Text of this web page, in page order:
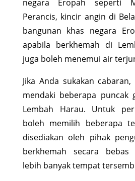
negara Eropah seperti
Perancis, kincir angin di
bangunan khas negara
apabila berkhemah di
juga boleh menemui air
Jika Anda sukakan
mendaki beberapa puncak
Lembah Harau. Untuk
boleh memilih beberapa
disediakan oleh pihak
berkhemah secara bebas
lebih banyak tempat